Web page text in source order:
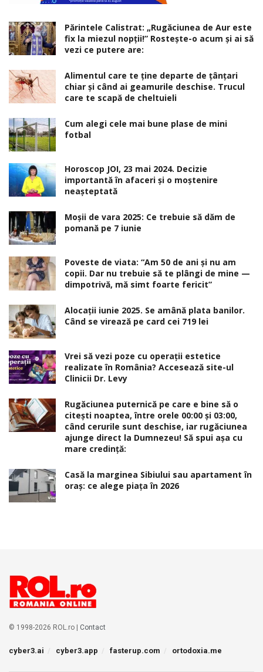
Părintele Calistrat: „Rugăciunea de Aur este
fix la miezul nopţii!” Rosteşte-o acum şi ai să
vezi ce putere are:
Alimentul care te ține departe de țânțari
chiar și când ai geamurile deschise. Trucul
care te scapă de cheltuieli
Cum alegi cele mai bune plase de mini
fotbal
Horoscop JOI, 23 mai 2024. Decizie
importantă în afaceri şi o moştenire
neaşteptată
Moșii de vara 2025: Ce trebuie să dăm de
pomană pe 7 iunie
Poveste de viata: “Am 50 de ani și nu am
copii. Dar nu trebuie să te plângi de mine —
dimpotrivă, mă simt foarte fericit”
Alocaţii iunie 2025. Se amână plata banilor.
Când se virează pe card cei 719 lei
Vrei să vezi poze cu operații estetice
realizate în România? Accesează site-ul
Clinicii Dr. Levy
Rugăciunea puternică pe care e bine să o
citești noaptea, între orele 00:00 și 03:00,
când cerurile sunt deschise, iar rugăciunea
ajunge direct la Dumnezeu! Să spui așa cu
mare credință:
Casă la marginea Sibiului sau apartament în
oraș: ce alege piața în 2026
© 1998-2026 ROL.ro | Contact
cyber3.ai cyber3.app fasterup.com ortodoxia.me